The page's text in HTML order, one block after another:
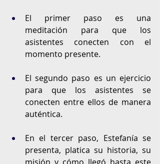
El primer paso es una
meditación para que los
asistentes conecten con el
momento presente.
El segundo paso es un ejercicio
para que los asistentes se
conecten entre ellos de manera
auténtica.
En el tercer paso, Estefanía se
presenta, platica su historia, su